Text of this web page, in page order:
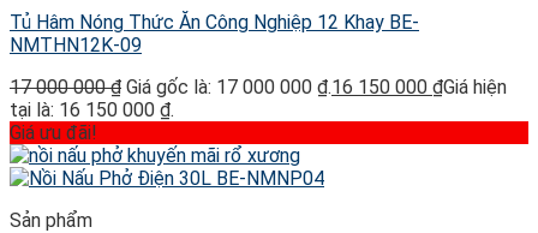
Tủ Hâm Nóng Thức Ăn Công Nghiệp 12 Khay BE-
NMTHN12K-09
17 000 000₫ Giá gốc là: 17 000 000 ₫.16 150 000 ₫Giá hiện
tại là: 16 150 000 ₫.
Giá ưu đãi!
Sản phẩm